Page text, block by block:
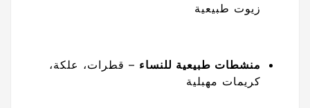
زيوت طبيعية
منشطات طبيعية للنساء – قطرات، علكة،
كريمات مهبلية